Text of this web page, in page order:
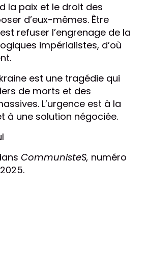
la paix et le droit des
d’eux-mêmes. Être
refuser l’engrenage de la
impérialistes, d’où
est une tragédie qui
de morts et des
L’urgence est à la
à une solution négociée.
CommunisteS, numéro